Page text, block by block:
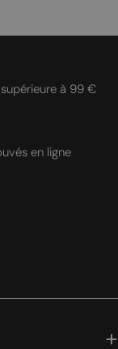
à 99 €
en ligne